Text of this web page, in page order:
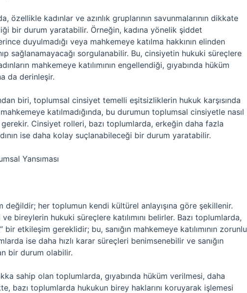
özellikle kadınlar ve azınlık gruplarının savunmalarının dikkate
bir durum yaratabilir. Örneğin, kadına yönelik şiddet
duyulmadığı veya mahkemeye katılma hakkının elinden
sağlanamayacağı sorgulanabilir. Bu, cinsiyetin hukuki süreçlere
mahkemeye katılımının engellendiği, gıyabında hüküm
da derinleşir.
biri, toplumsal cinsiyet temelli eşitsizliklerin hukuk karşısında
katılmadığında, bu durumun toplumsal cinsiyetle nasıl
Cinsiyet rolleri, bazı toplumlarda, erkeğin daha fazla
ise daha kolay suçlanabileceği bir durum yaratabilir.
Yansıması
her toplumun kendi kültürel anlayışına göre şekillenir.
bireylerin hukuki süreçlere katılımını belirler. Bazı toplumlarda,
etkileşim gereklidir; bu, sanığın mahkemeye katılımının zorunlu
ise daha hızlı karar süreçleri benimsenebilir ve sanığın
bir durum olabilir.
sahip olan toplumlarda, gıyabında hüküm verilmesi, daha
bazı toplumlarda hukukun birey haklarını koruyarak işlemesi